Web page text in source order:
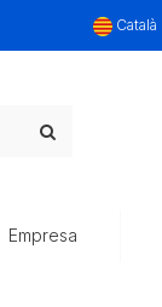
Català
Empresa